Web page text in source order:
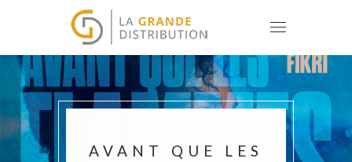
AVANT QUE LES